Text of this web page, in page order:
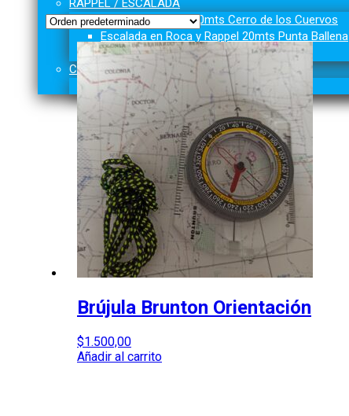
RAPPEL / ESCALADA
Trekking / Rappel 70mts Cerro de los Cuervos
Escalada en Roca y Rappel 20mts Punta Ballena
Grutas de Salamanca
CARRERAS de Aventura
XC Adventure Race
Brújula Brunton Orientación
$1.500,00
Añadir al carrito